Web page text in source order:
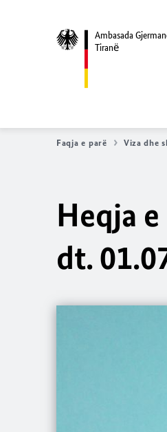
Ambasada
Tiranё
Faqja e parë Viza dhe
Heqja
dt.